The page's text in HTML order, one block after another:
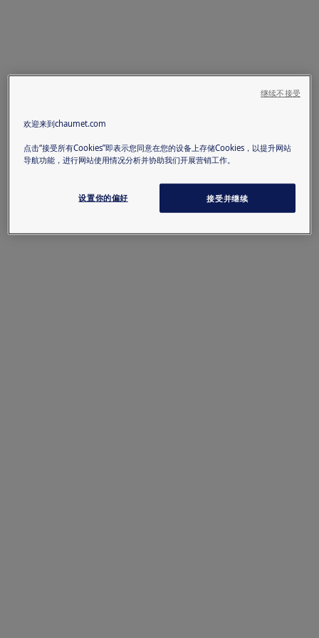
欢迎来到chaumet.com
点击“接受所有Cookies”即表示您同意在您的设备上存储Cookies，以提升网站
导航功能，进行网站使用情况分析并协助我们开展营销工作。
设置你的偏好 接受并继续
继续不接受